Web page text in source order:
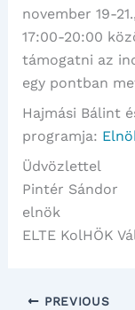
november 19-
17:00-20:00
támogatni az
egy pontban
Hajmási Bálint
programja:
Üdvözlettel
Pintér Sándor
elnök
ELTE KolHÖK
PREVIOUS